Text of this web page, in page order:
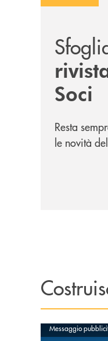
Soci
Resta
le novità
Scopri di più
Messaggio